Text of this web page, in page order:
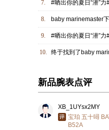
7. #晒出你的夏日“潜”力
8. baby marinemaster
9. #晒出你的夏日“潜”
10. 终于找到了baby
新品腕表点评
XB_1UYsx2MY
宝珀 五十噚
B52A